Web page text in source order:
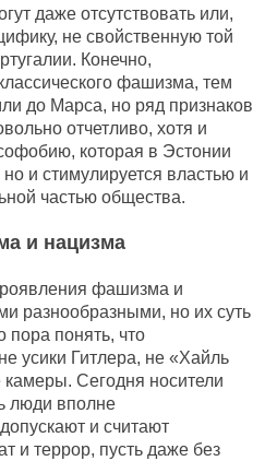
даже отсутствовать или,
не свойственную той
Конечно,
фашизма, тем
до Марса, но ряд признаков
отчетливо, хотя и
которая в Эстонии
и стимулируется властью и
частью общества.
и нацизма
фашизма и
разнообразными, но их суть
пора понять, что
усики Гитлера, не «Хайль
камеры. Сегодня носители
люди вполне
и считают
и террор, пусть даже без